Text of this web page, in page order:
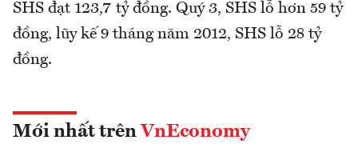
SHS đạt 123,7 tỷ đồng. Quý 3, SHS lỗ hơn 59 tỷ
đồng, lũy kế 9 tháng năm 2012, SHS lỗ 28 tỷ
đồng.
Mới nhất trên VnEconomy